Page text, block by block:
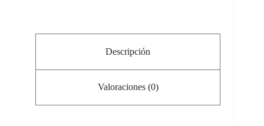
Descripción
Valoraciones (0)